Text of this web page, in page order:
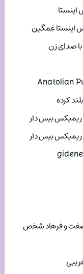
اینستا غمگین
با صدای زن
کرده
ریمیکس بیس دار
ریمیکس بیس دار
صفت و فرهاد شخص